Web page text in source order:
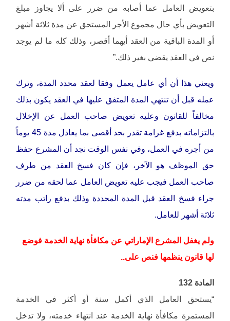
بتعويض العامل عما أصابه من ضرر على ألا يجاوز مبلغ
التعويض بأي حال مجموع الأجر المستحق عن مدة ثلاثة أشهر
أو المدة الباقية من العقد أيهما أقصر، وذلك كله ما لم يوجد
نص في العقد يقضي بغير ذلك.”
ويعني هذا أن أي عامل يعمل وفقا لعقد محدد المدة، وترك
عمله قبل أن تنتهي المدة المتفق عليها في العقد يكون بذلك
مخالفاً للقانون وعليه تعويض صاحب العمل عن الإخلال
بالتزاماته بدفع غرامة تقدر بحد أقصى بما يعادل مدة 45 يوماً
من أجره في العمل، وفي نفس الوقت نجد أن المشرع حفظ
حق الموظف هو الآخر، فإن كان فسخ العقد من طرف
صاحب العمل فيجب عليه تعويض العامل عما لحقه من ضرر
جراء فسخ العقد قبل المدة المحددة وذلك بدفع راتب مدته
ثلاثة أشهر للعامل.
ولم يغفل المشرع الإماراتي عن مكافأة نهاية الخدمة فوضع
لها قانون ينظمها فنص على..
المادة 132
“يستحق العامل الذي أكمل سنة أو أكثر في الخدمة
المستمرة مكافأة نهاية الخدمة عند انتهاء خدمته، ولا تدخل